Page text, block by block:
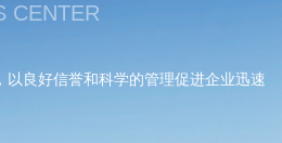
CENTER
以良好信誉和科学的管理促进企业迅速